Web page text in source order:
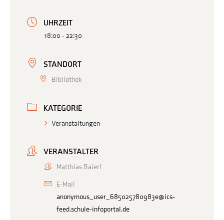
UHRZEIT
18:00 - 22:30
STANDORT
Bibliothek
KATEGORIE
Veranstaltungen
VERANSTALTER
Matthias Baierl
E-Mail
anonymous_user_685025780983e@ics-
feed.schule-infoportal.de